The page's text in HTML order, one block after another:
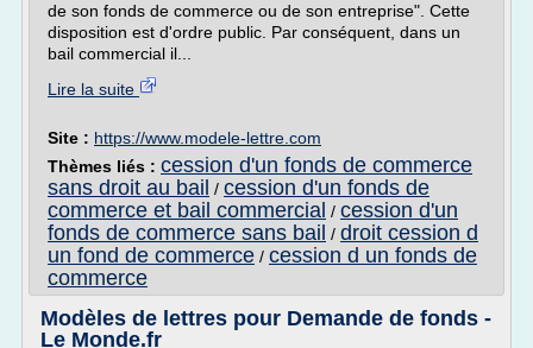
de son fonds de commerce ou de son entreprise". Cette
disposition est d'ordre public. Par conséquent, dans un
bail commercial il...
Lire la suite
Site : https://www.modele-lettre.com
Thèmes liés : cession d'un fonds de commerce
sans droit au bail / cession d'un fonds de
commerce et bail commercial / cession d'un
fonds de commerce sans bail / droit cession d
un fond de commerce / cession d un fonds de
commerce
Modèles de lettres pour Demande de fonds -
Le Monde.fr